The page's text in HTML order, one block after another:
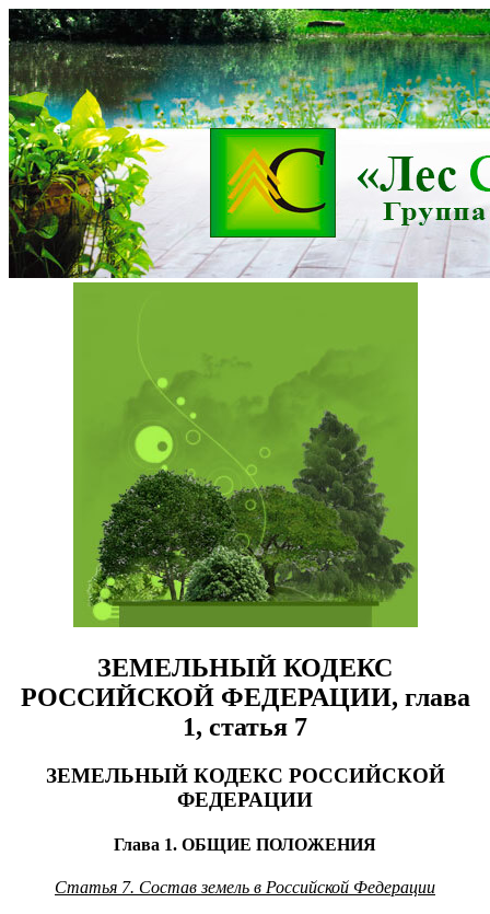
ЗЕМЕЛЬНЫЙ КОДЕКС
РОССИЙСКОЙ ФЕДЕРАЦИИ, глава
1, статья 7
ЗЕМЕЛЬНЫЙ КОДЕКС РОССИЙСКОЙ
ФЕДЕРАЦИИ
Глава 1. ОБЩИЕ ПОЛОЖЕНИЯ
Статья 7. Состав земель в Российской Федерации